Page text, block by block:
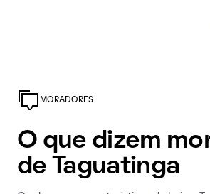
MORADORES
O que dizem
de Taguatinga